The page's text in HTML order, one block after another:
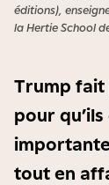
éditions),
la Hertie School
Trump fait
pour
tout en